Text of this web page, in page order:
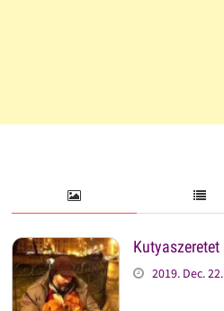
Kutyaszeretet
2019. Dec. 22.